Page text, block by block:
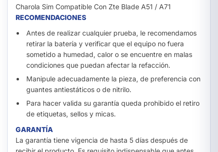
Charola Sim Compatible Con Zte Blade A51 / A71
RECOMENDACIONES
Antes de realizar cualquier prueba, le recomendamos
retirar la batería y verificar que el equipo no fuera
sometido a humedad, calor o se encuentre en malas
condiciones que puedan afectar la refacción.
Manipule adecuadamente la pieza, de preferencia con
guantes antiestáticos o de nitrilo.
Para hacer valida su garantía queda prohibido el retiro
de etiquetas, sellos y micas.
GARANTÍA
La garantía tiene vigencia de hasta 5 días después de